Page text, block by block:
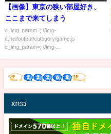
【画像】東京の狭い部屋好き、
ここまで来てしまう
c_img_param=; //img-
c.net/output/category/game.js
c_img_param=; //img-...
xrea